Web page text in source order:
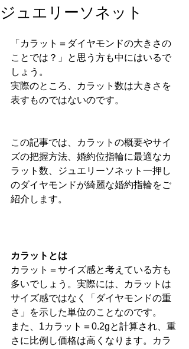
ジュエリーソネット
「カラット＝ダイヤモンドの大きさの
ことでは？」と思う方も中にはいるで
しょう。
実際のところ、カラット数は大きさを
表すものではないのです。
この記事では、カラットの概要やサイ
ズの把握方法、婚約位指輪に最適なカ
ラット数、ジュエリーソネット一押し
のダイヤモンドが綺麗な婚約指輪をご
紹介します。
カラットとは
カラット＝サイズ感と考えている方も
多いでしょう。実際には、カラットは
サイズ感ではなく「ダイヤモンドの重
さ」を示した単位のことなのです。
また、1カラット＝0.2gと計算され、重
さに比例し価格は高くなります。カラ